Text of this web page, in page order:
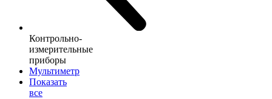
Контрольно-
измерительные
приборы
Мультиметр
Показать
все